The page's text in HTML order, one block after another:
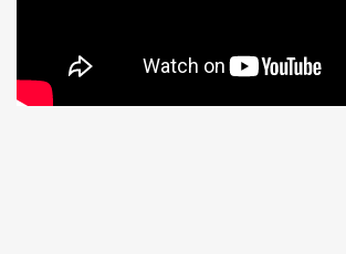
appartamento vacanze a Moneglia
soggiorno vista mare a Moneglia